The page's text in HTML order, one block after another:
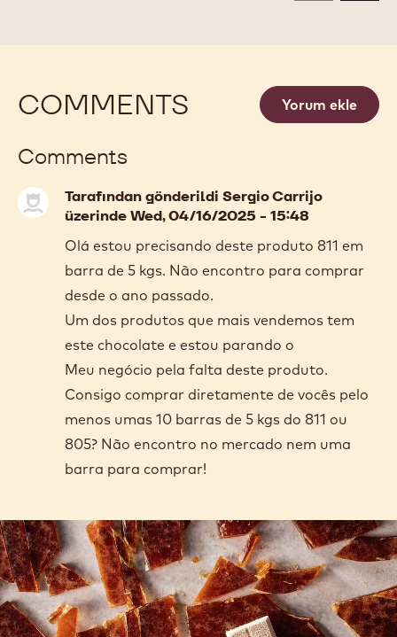
COMMENTS Yorum ekle
Comments
Tarafından gönderildi Sergio Carrijo
üzerinde Wed, 04/16/2025 - 15:48
Olá estou precisando deste produto 811 em
barra de 5 kgs. Não encontro para comprar
desde o ano passado.
Um dos produtos que mais vendemos tem
este chocolate e estou parando o
Meu negócio pela falta deste produto.
Consigo comprar diretamente de vocês pelo
menos umas 10 barras de 5 kgs do 811 ou
805? Não encontro no mercado nem uma
barra para comprar!